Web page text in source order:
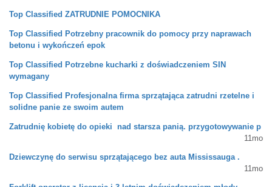
Top Classified ZATRUDNIE POMOCNIKA
Top Classified Potrzebny pracownik do pomocy przy naprawach
betonu i wykończeń epok
Top Classified Potrzebne kucharki z doświadczeniem SIN
wymagany
Top Classified Profesjonalna firma sprzątająca zatrudni rzetelne i
solidne panie ze swoim autem
Zatrudnię kobietę do opieki nad starsza panią. przygotowywanie p
11mo
Dziewczynę do serwisu sprzątającego bez auta Mississauga .
11mo